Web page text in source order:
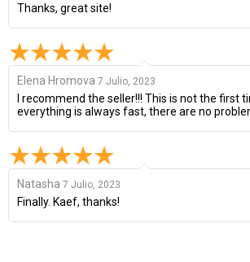
Thanks, great site!
Elena Hromova 7 Julio, 2023
I recommend the seller!!! This is not the first
everything is always fast, there are no
Natasha 7 Julio, 2023
Finally. Kaef, thanks!